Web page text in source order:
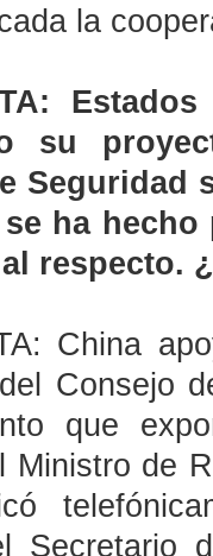
la
su
Seguridad
ha
respecto.
China
Consejo
que
Ministro de
Secretario